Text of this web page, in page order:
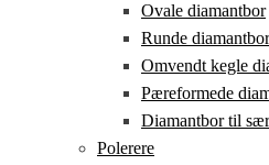
Ovale diamantbor
Runde diamantbor
Omvendt kegle
Pæreformede
Diamantbor til
Polerere